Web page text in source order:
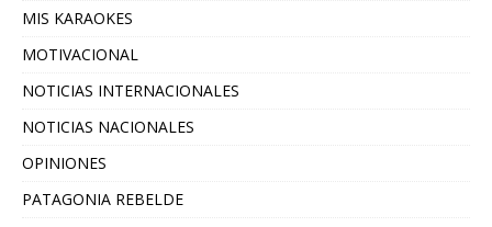
MIS KARAOKES
MOTIVACIONAL
NOTICIAS INTERNACIONALES
NOTICIAS NACIONALES
OPINIONES
PATAGONIA REBELDE